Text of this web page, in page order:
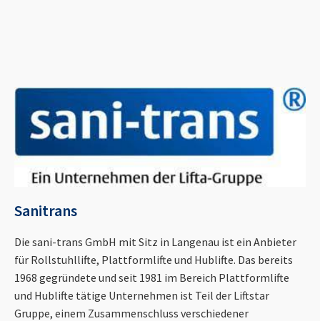
Sanitrans
Die sani-trans GmbH mit Sitz in Langenau ist ein Anbieter
für Rollstuhllifte, Plattformlifte und Hublifte. Das bereits
1968 gegründete und seit 1981 im Bereich Plattformlifte
und Hublifte tätige Unternehmen ist Teil der Liftstar
Gruppe, einem Zusammenschluss verschiedener